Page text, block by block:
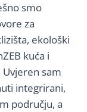
smo
za
ekološki
kuća i
sam
integrirani,
području, a